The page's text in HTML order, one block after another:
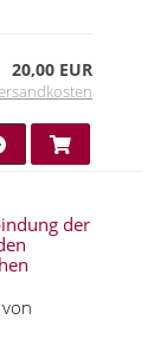
20,00 EUR
der